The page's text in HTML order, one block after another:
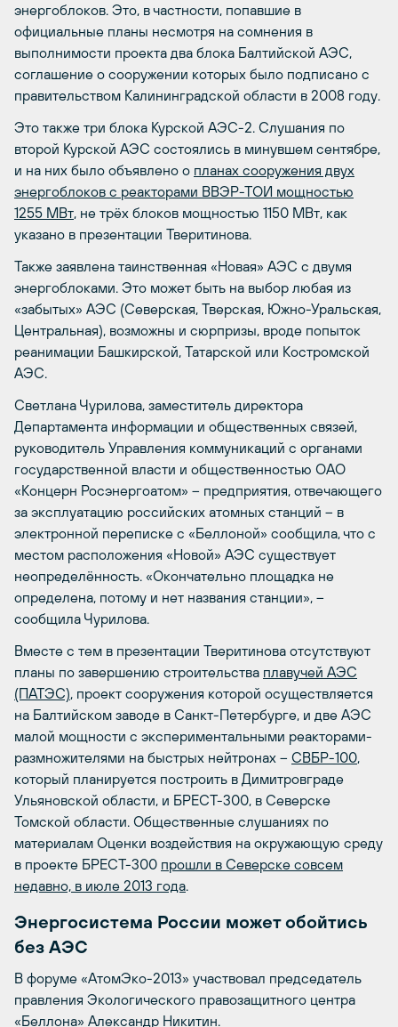
энергоблоков. Это, в частности, попавшие в
официальные планы несмотря на сомнения в
выполнимости проекта два блока Балтийской АЭС,
соглашение о сооружении которых было подписано с
правительством Калининградской области в 2008 году.
Это также три блока Курской АЭС-2. Слушания по
второй Курской АЭС состоялись в минувшем сентябре,
и на них было объявлено о планах сооружения двух
энергоблоков с реакторами ВВЭР-ТОИ мощностью
1255 МВт, не трёх блоков мощностью 1150 МВт, как
указано в презентации Тверитинова.
Также заявлена таинственная «Новая» АЭС с двумя
энергоблоками. Это может быть на выбор любая из
«забытых» АЭС (Северская, Тверская, Южно-Уральская,
Центральная), возможны и сюрпризы, вроде попыток
реанимации Башкирской, Татарской или Костромской
АЭС.
Светлана Чурилова, заместитель директора
Департамента информации и общественных связей,
руководитель Управления коммуникаций с органами
государственной власти и общественностью ОАО
«Концерн Росэнергоатом» – предприятия, отвечающего
за эксплуатацию российских атомных станций – в
электронной переписке с «Беллоной» сообщила, что с
местом расположения «Новой» АЭС существует
неопределённость. «Окончательно площадка не
определена, потому и нет названия станции», –
сообщила Чурилова.
Вместе с тем в презентации Тверитинова отсутствуют
планы по завершению строительства плавучей АЭС
(ПАТЭС), проект сооружения которой осуществляется
на Балтийском заводе в Санкт-Петербурге, и две АЭС
малой мощности с экспериментальными реакторами-
размножителями на быстрых нейтронах – СВБР-100,
который планируется построить в Димитровграде
Ульяновской области, и БРЕСТ-300, в Северске
Томской области. Общественные слушаниях по
материалам Оценки воздействия на окружающую среду
в проекте БРЕСТ-300 прошли в Северске совсем
недавно, в июле 2013 года.
Энергосистема России может обойтись
без АЭС
В форуме «АтомЭко-2013» участвовал председатель
правления Экологического правозащитного центра
«Беллона» Александр Никитин.